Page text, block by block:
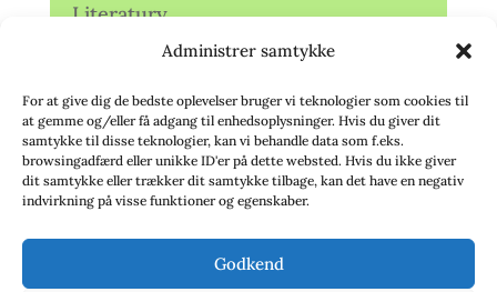
Administrer samtykke
For at give dig de bedste oplevelser bruger vi teknologier som cookies til
at gemme og/eller få adgang til enhedsoplysninger. Hvis du giver dit
samtykke til disse teknologier, kan vi behandle data som f.eks.
browsingadfærd eller unikke ID'er på dette websted. Hvis du ikke giver
dit samtykke eller trækker dit samtykke tilbage, kan det have en negativ
indvirkning på visse funktioner og egenskaber.
Godkend
Literatury
Storbritannien: Translators
Association (TA)
Sverige: Översättarsektionen (Ö.)
Sverige: Översättarcentrum (ÖC)
deutschsprachiger Übersetzer (VdÜ)